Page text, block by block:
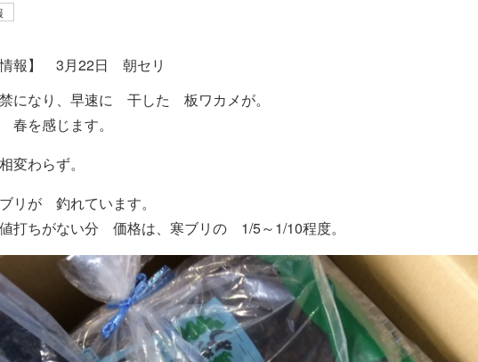
情報】 3月22日 朝セリ
になり、早速に 干した 板ワカメが。
を感じます。
変わらず。
リが 釣れています。
打ちがない分 価格は、寒ブリの 1/5～1/10程度。